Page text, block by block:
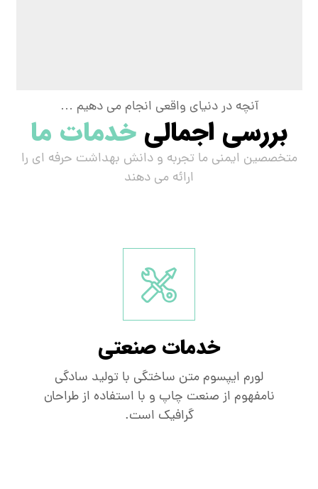
آنچه در دنیای واقعی انجام می دهیم …
بررسی اجمالی خدمات ما
متخصصین ایمنی ما تجربه و دانش بهداشت حرفه ای را
ارائه می دهند
خدمات صنعتی
لورم ایپسوم متن ساختگی با تولید سادگی
نامفهوم از صنعت چاپ و با استفاده از طراحان
گرافیک است.